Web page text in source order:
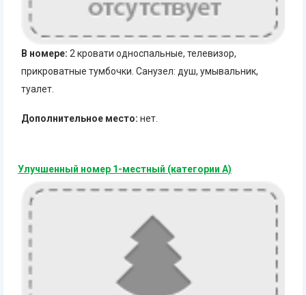
В номере: 2 кровати односпальные, телевизор,
прикроватные тумбочки. Санузел: душ, умывальник,
туалет.
Дополнительное место: нет.
Улучшенный номер 1-местный (категории А)